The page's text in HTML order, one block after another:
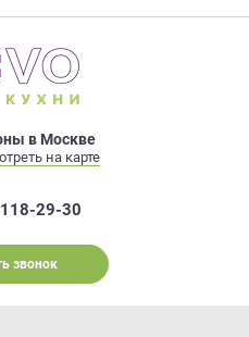
в Москве
на карте
29-30
звонок